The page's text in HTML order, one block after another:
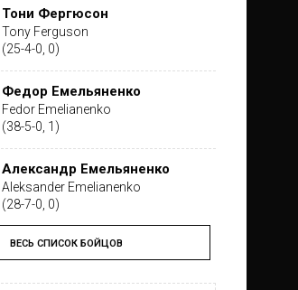
Тони Фергюсон
Tony Ferguson
(25-4-0, 0)
Федор Емельяненко
Fedor Emelianenko
(38-5-0, 1)
Александр Емельяненко
Aleksander Emelianenko
(28-7-0, 0)
Тайрон Вудли
Tyron Woodley
(19-5-1, 0)
ВЕСЬ СПИСОК БОЙЦОВ